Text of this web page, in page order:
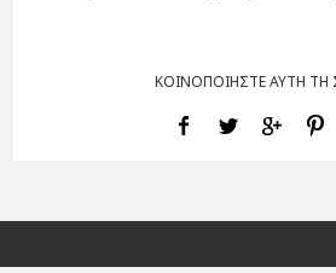
ΚΟΙΝΟΠΟΙΗΣΤΕ ΑΥΤΗ ΤΗ